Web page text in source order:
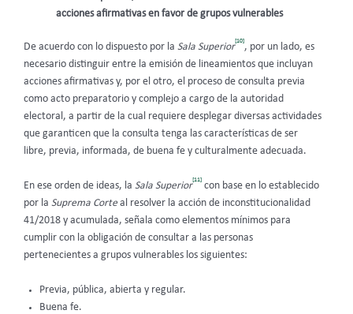
acciones afirmativas en favor de grupos vulnerables
De acuerdo con lo dispuesto por la Sala Superior
[10]
, por un lado, es
necesario distinguir entre la emisión de lineamientos que incluyan
acciones afirmativas y, por el otro, el proceso de consulta previa
como acto preparatorio y complejo a cargo de la autoridad
electoral, a partir de la cual requiere desplegar diversas actividades
que garanticen que la consulta tenga las características de ser
libre, previa, informada, de buena fe y culturalmente adecuada.
En ese orden de ideas, la Sala Superior
[11]
con base en lo establecido
por la Suprema Corteal resolver la acción de inconstitucionalidad
41/2018 y acumulada, señala como elementos mínimos para
cumplir con la obligación de consultar a las personas
pertenecientes a grupos vulnerables los siguientes:
Previa, pública, abierta y regular.
Buena fe.